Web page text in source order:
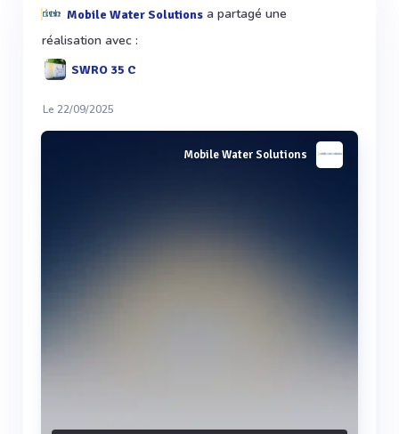
Mobile Water Solutions a partagé une
réalisation avec :
SWRO 35 C
Le 22/09/2025
Mobile Water Solutions